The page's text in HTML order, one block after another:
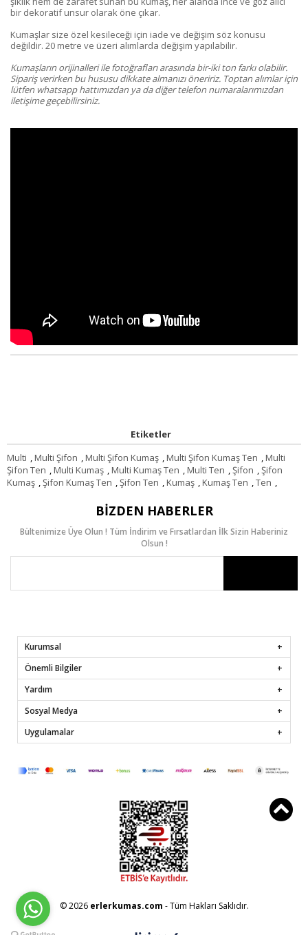
bir dekoratif unsur olarak öne çıkar.
Kumaşlar size özel kesileceği için iade ve değişim söz konusu
değildir. 20 metre ve üzeri alımlarda değişim yapılabilir.
Kumaşların orijinalleri ile fotoğrafları arasında bir-iki ton farkı olabilir.
Sipariş verirken bu hususu dikkate almanızı öneririz. Toptan alımlar için
lütfen whatsapp hattımızdan ya da diğer telefon numaralarımızdan
iletişime geçebilirsiniz.
Etiketler
Multi ,Multi Şifon ,Multi Şifon Kumaş ,Multi Şifon Kumaş Ten ,Multi
Şifon Ten ,Multi Kumaş ,Multi Kumaş Ten ,Multi Ten ,Şifon ,Şifon
Kumaş ,Şifon Kumaş Ten ,Şifon Ten ,Kumaş ,Kumaş Ten ,Ten ,
BIZDEN HABERLER
Bültenimize Üye Olun ! Tüm İndirim ve Fırsatlardan İlk Sizin Haberiniz
Olsun !
Kurumsal
Önemli Bilgiler
Yardım
Sosyal Medya
Uygulamalar
© 2026 erlerkumas.com - Tüm Hakları Saklıdır.